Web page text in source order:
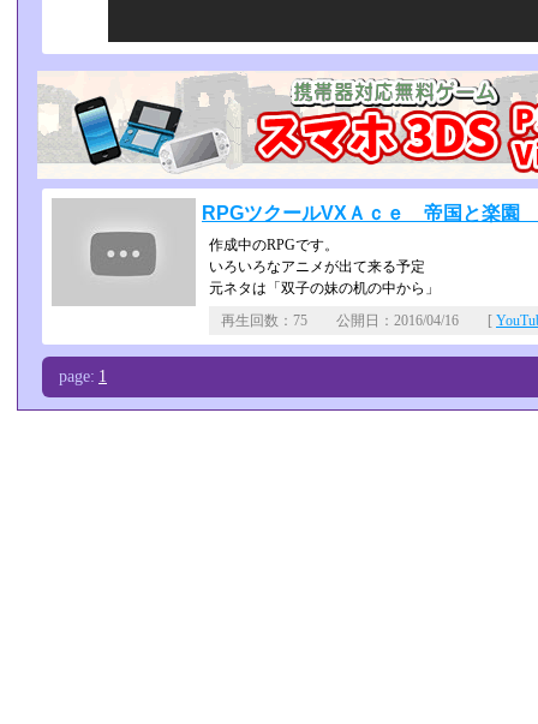
RPGツクールVXＡｃｅ 帝国と楽園
作成中のRPGです。
いろいろなアニメが出て来る予定
元ネタは「双子の妹の机の中から」
再生回数：75 公開日：2016/04/16 [
page: 1